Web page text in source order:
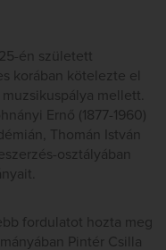
én született
korában kötelezte el
mellett.
Ernő (1877-1960)
Thomán István
osztályában
fordulatot hozta meg
Pintér Csilla